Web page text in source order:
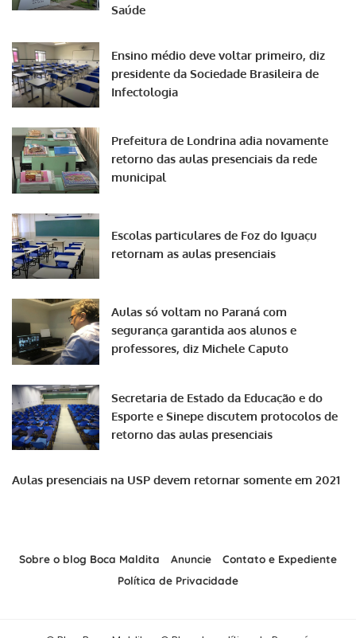
Saúde
Ensino médio deve voltar primeiro, diz
presidente da Sociedade Brasileira de
Infectologia
Prefeitura de Londrina adia novamente
retorno das aulas presenciais da rede
municipal
Escolas particulares de Foz do Iguaçu
retornam as aulas presenciais
Aulas só voltam no Paraná com
segurança garantida aos alunos e
professores, diz Michele Caputo
Secretaria de Estado da Educação e do
Esporte e Sinepe discutem protocolos de
retorno das aulas presenciais
Aulas presenciais na USP devem retornar somente em 2021
Sobre o blog Boca Maldita Anuncie
Contato e Expediente
Política de Privacidade